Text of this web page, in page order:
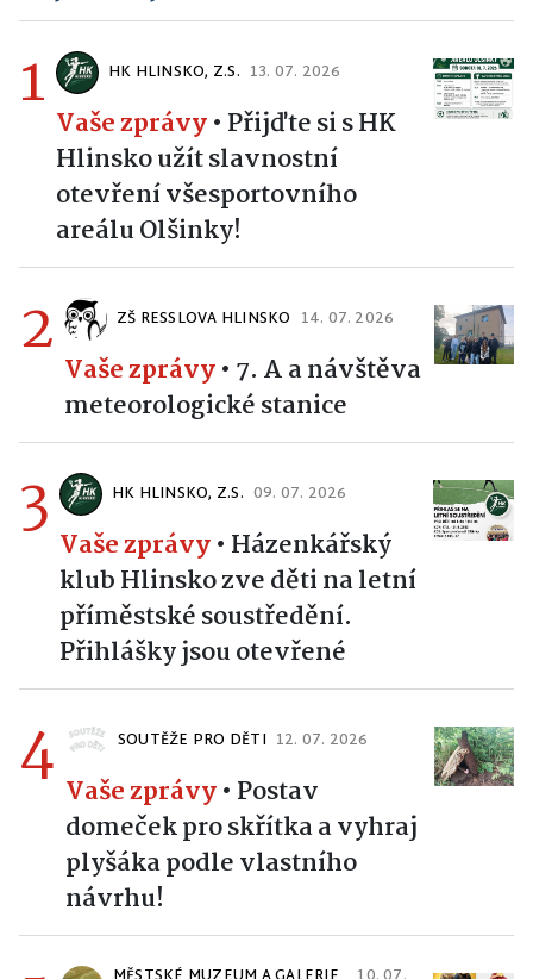
1 HK HLINSKO, Z.S. 13. 07. 2026
Vaše zprávy• Přijďte si s HK
Hlinsko užít slavnostní
otevření všesportovního
areálu Olšinky!
2 ZŠ RESSLOVA HLINSKO 14. 07. 2026
Vaše zprávy• 7. A a návštěva
meteorologické stanice
3 HK HLINSKO, Z.S. 09. 07. 2026
Vaše zprávy• Házenkářský
klub Hlinsko zve děti na letní
příměstské soustředění.
Přihlášky jsou otevřené
4 SOUTĚŽE PRO DĚTI 12. 07. 2026
Vaše zprávy• Postav
domeček pro skřítka a vyhraj
plyšáka podle vlastního
návrhu!